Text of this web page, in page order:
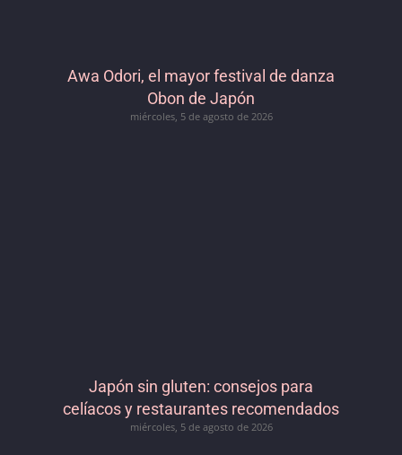
Awa Odori, el mayor festival de danza
Obon de Japón
miércoles, 5 de agosto de 2026
Japón sin gluten: consejos para
celíacos y restaurantes recomendados
miércoles, 5 de agosto de 2026